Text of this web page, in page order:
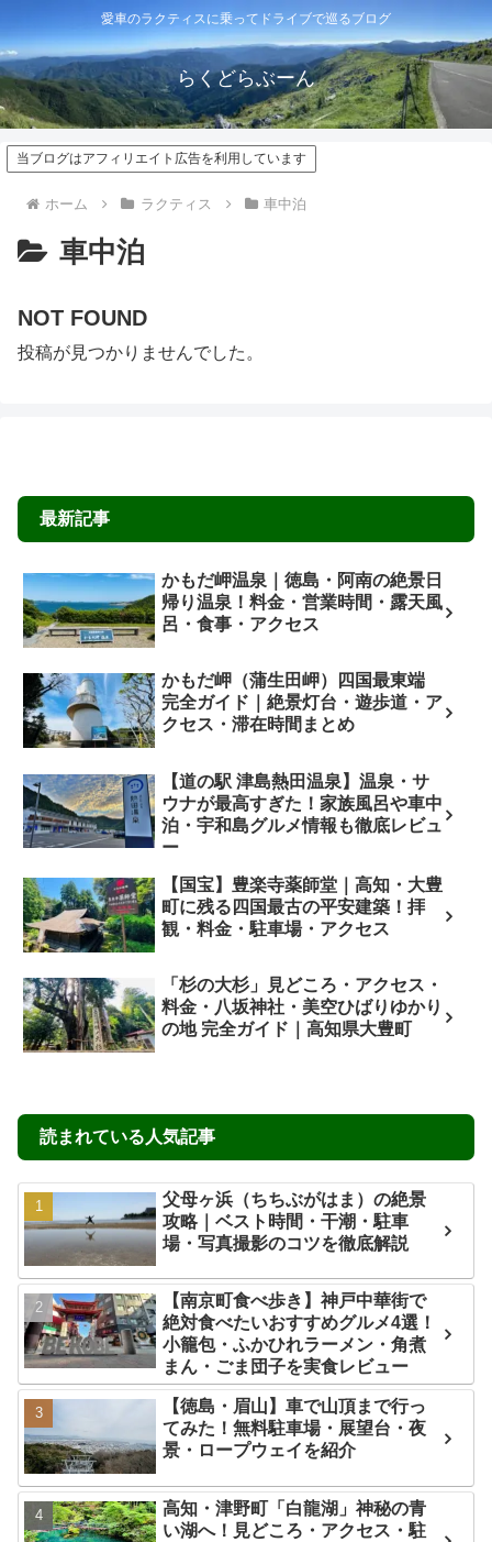
愛車のラクティスに乗ってドライブで巡るブログ
らくどらぶーん
当ブログはアフィリエイト広告を利用しています
ホーム ラクティス 車中泊
車中泊
NOT FOUND
投稿が見つかりませんでした。
最新記事
かもだ岬温泉｜徳島・阿南の絶景日
帰り温泉！料金・営業時間・露天風
呂・食事・アクセス
かもだ岬（蒲生田岬）四国最東端
完全ガイド｜絶景灯台・遊歩道・ア
クセス・滞在時間まとめ
【道の駅 津島熱田温泉】温泉・サ
ウナが最高すぎた！家族風呂や車中
泊・宇和島グルメ情報も徹底レビュ
ー
【国宝】豊楽寺薬師堂｜高知・大豊
町に残る四国最古の平安建築！拝
観・料金・駐車場・アクセス
「杉の大杉」見どころ・アクセス・
料金・八坂神社・美空ひばりゆかり
の地 完全ガイド｜高知県大豊町
読まれている人気記事
父母ヶ浜（ちちぶがはま）の絶景
攻略｜ベスト時間・干潮・駐車
場・写真撮影のコツを徹底解説
【南京町食べ歩き】神戸中華街で
絶対食べたいおすすめグルメ4選！
小籠包・ふかひれラーメン・角煮
まん・ごま団子を実食レビュー
【徳島・眉山】車で山頂まで行っ
てみた！無料駐車場・展望台・夜
景・ロープウェイを紹介
高知・津野町「白龍湖」神秘の青
い湖へ！見どころ・アクセス・駐